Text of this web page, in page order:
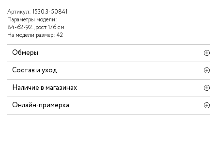
Артикул: 1530.3-50841
Параметры модели:
84-62-92., рост 176 см
На модели размер: 42
Обмеры
Состав и уход
Наличие в магазинах
Онлайн-примерка